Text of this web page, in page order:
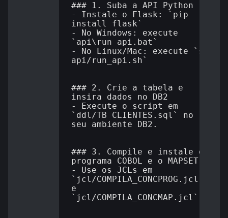
### 1. Suba a API Python
- Instale o Flask: `pip
install flask`
- No Windows: execute
`api\run_api.bat`
- No Linux/Mac: execute `sh
api/run_api.sh`
### 2. Crie a tabela e
insira dados no DB2
- Execute o script em
`ddl/TB_CLIENTES.sql` no
seu ambiente DB2.
### 3. Compile e instale o
programa COBOL e o MAPSET
- Use os JCLs em
`jcl/COMPILA_CONCPROG.jcl`
e
`jcl/COMPILA_CONCMAP.jcl`.